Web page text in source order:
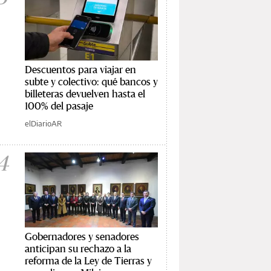
Descuentos para viajar en
subte y colectivo: qué bancos y
billeteras devuelven hasta el
100% del pasaje
elDiarioAR
Gobernadores y senadores
anticipan su rechazo a la
reforma de la Ley de Tierras y